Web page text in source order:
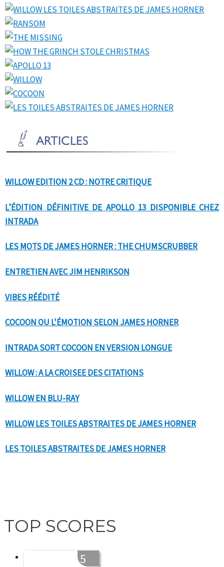
WILLOW EDITION 2 CD : NOTRE CRITIQUE
L’ÉDITION DÉFINITIVE DE APOLLO 13 DISPONIBLE CHEZ
INTRADA
LES MOTS DE JAMES HORNER : THE CHUMSCRUBBER
ENTRETIEN AVEC JIM HENRIKSON
VIBES RÉÉDITÉ
COCOON OU L'ÉMOTION SELON JAMES HORNER
INTRADA SORT COCOON EN VERSION LONGUE
WILLOW : A LA CROISEE DES CITATIONS
WILLOW EN BLU-RAY
WILLOW LES TOILES ABSTRAITES DE JAMES HORNER
LES TOILES ABSTRAITES DE JAMES HORNER
TOP SCORES
5